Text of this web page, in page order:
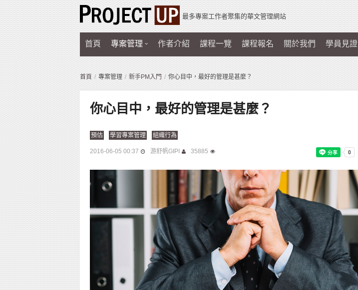
最多專案工作者聚集的華文管理網站
首頁 專案管理 作者介紹 課程一覽 課程報名 關於我們 學員見證
首頁 專案管理 新手PM入門 你心目中，最好的管理是甚麼？
你心目中，最好的管理是甚麼？
預估 學習專案管理 組織行為
2016-06-05 00:37 游舒帆GIPI 35885